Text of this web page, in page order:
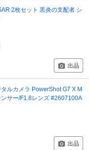
2枚セット 黒炎の支配者 シ
出品
ルカメラ PowerShot G7 X M
サー/F1.8レンズ #2607100A
出品